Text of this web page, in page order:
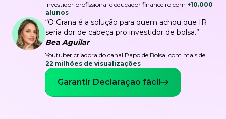
Investidor profissional e educador financeiro com +10.000
alunos
“O Grana é a solução para quem achou que IR
seria dor de cabeça pro investidor de bolsa.”
Bea Aguilar
Youtuber criadora do canal Papo de Bolsa, com mais de
22 milhões de visualizações
Garantir Declaração fácil